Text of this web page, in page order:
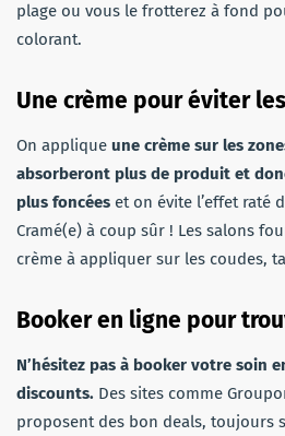
plage ou vous le frotterez à fond
colorant.
Une crème pour éviter
On applique une crème sur les
absorberont plus de produit et
plus foncées et on évite l’effet raté
Cramé(e) à coup sûr ! Les salons
crème à appliquer sur les coudes,
Booker en ligne pour
N’hésitez pas à booker votre soin
discounts. Des sites comme
proposent des bon deals, toujours